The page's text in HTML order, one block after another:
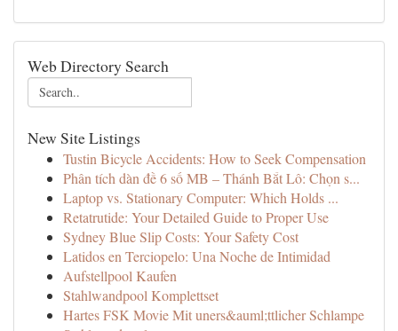
Web Directory Search
New Site Listings
Tustin Bicycle Accidents: How to Seek Compensation
Phân tích dàn đề 6 số MB – Thánh Bắt Lô: Chọn s...
Laptop vs. Stationary Computer: Which Holds ...
Retatrutide: Your Detailed Guide to Proper Use
Sydney Blue Slip Costs: Your Safety Cost
Latidos en Terciopelo: Una Noche de Intimidad
Aufstellpool Kaufen
Stahlwandpool Komplettset
Hartes FSK Movie Mit uners&auml;ttlicher Schlampe